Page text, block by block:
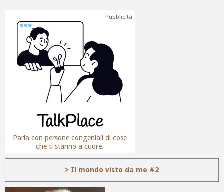
Pubblicità
Parla con persone congeniali di cose
che ti stanno a cuore.
> Il mondo visto da me #2